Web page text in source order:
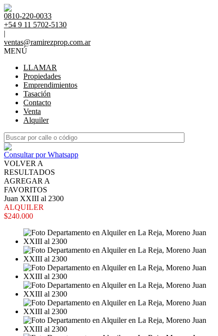
0810-220-0033
+54 9 11 5702-5130
|
ventas@ramirezprop.com.ar
MENÚ
LLAMAR
Propiedades
Emprendimientos
Tasación
Contacto
Venta
Alquiler
Consultar por Whatsapp
VOLVER A
RESULTADOS
AGREGAR A
FAVORITOS
Juan XXIII al 2300
ALQUILER
$240.000